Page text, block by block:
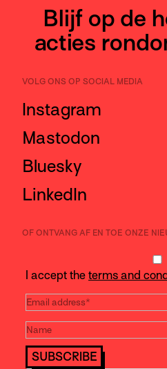
Blijf op de
acties
VOLG ONS OP SOCIAL MEDIA
Instagram
Mastodon
Bluesky
LinkedIn
OF ONTVANG AF EN TOE ONZE
I accept the terms and
SUBSCRIBE